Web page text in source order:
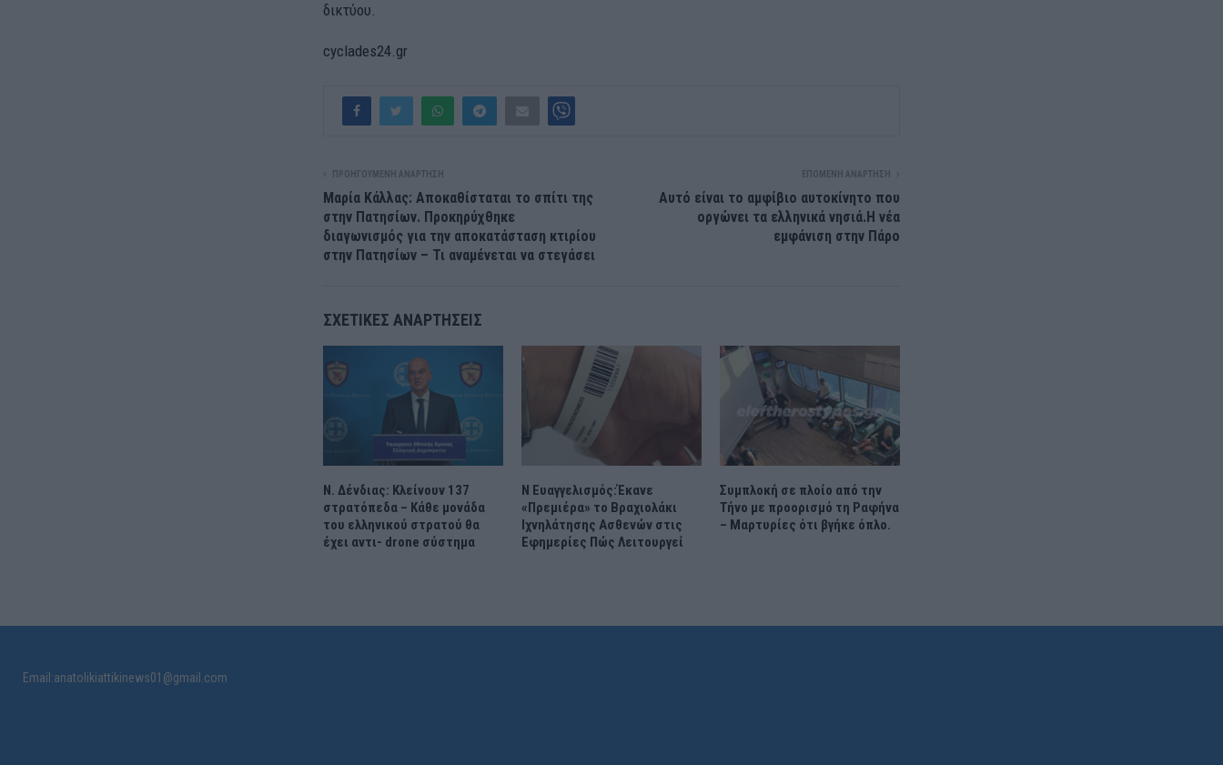
δικτύου.
cyclades24.gr
ΠΡΟΗΓΟΎΜΕΝΗ ΑΝΆΡΤΗΣΗ
Μαρία Κάλλας: Αποκαθίσταται το σπίτι της
στην Πατησίων. Προκηρύχθηκε
διαγωνισμός για την αποκατάσταση κτιρίου
στην Πατησίων – Τι αναμένεται να στεγάσει
ΕΠΌΜΕΝΗ ΑΝΆΡΤΗΣΗ
Αυτό είναι το αμφίβιο αυτοκίνητο που
οργώνει τα ελληνικά νησιά.Η νέα
εμφάνιση στην Πάρο
ΣΧΕΤΙΚΈΣ ΑΝΑΡΤΉΣΕΙΣ
Ν. Δένδιας: Κλείνουν 137
στρατόπεδα – Κάθε μονάδα
του ελληνικού στρατού θα
έχει αντι- drone σύστημα
Ν Ευαγγελισμός:Έκανε
«Πρεμιέρα» το Βραχιολάκι
Ιχνηλάτησης Ασθενών στις
Εφημερίες Πώς Λειτουργεί
Συμπλοκή σε πλοίο από την
Τήνο με προορισμό τη Ραφήνα
– Μαρτυρίες ότι βγήκε όπλο.
Email:anatolikiattikinews01@gmail.com